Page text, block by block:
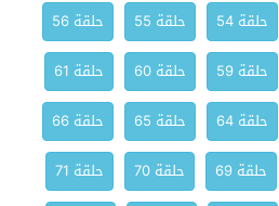
حلقة 54 حلقة 55
حلقة 56
حلقة 59 حلقة 60
حلقة 61
حلقة 64 حلقة 65
حلقة 66
حلقة 69 حلقة 70
حلقة 71